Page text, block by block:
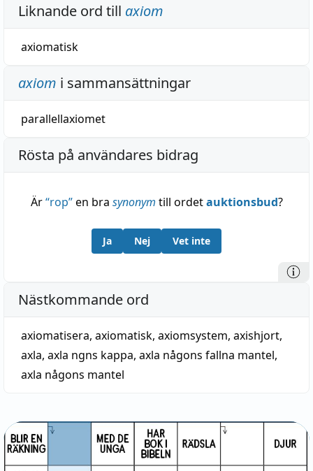
Liknande ord till axiom
axiomatisk
axiom i sammansättningar
parallellaxiomet
Rösta på användares bidrag
Är“rop”en bra synonym till ordetauktionsbud?
Ja Nej Vet inte
Nästkommande ord
axiomatisera, axiomatisk, axiomsystem, axishjort,
axla, axla ngns kappa, axla någons fallna mantel,
axla någons mantel